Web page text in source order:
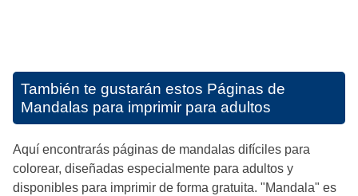
También te gustarán estos Páginas de
Mandalas para imprimir para adultos
Aquí encontrarás páginas de mandalas difíciles para
colorear, diseñadas especialmente para adultos y
disponibles para imprimir de forma gratuita. "Mandala" es